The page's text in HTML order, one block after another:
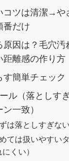
コツは清潔→や
番だけ
原因は？毛穴汚
距離感の作り方
す簡単チェック
ル（落としす
一致）
は落としすぎな
ては扱いやすい
くい）